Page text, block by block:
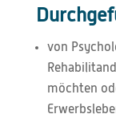
von
möchten